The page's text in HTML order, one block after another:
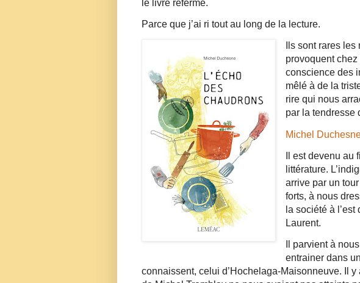
le livre refermé.
Parce que j’ai ri tout au long de la lecture.
Ils sont rares
provoquent
conscience des
mêlé à de la
rire qui nous
par la tendresse
Michel
Il est devenu
littérature.
arrive par un
forts, à nous
la société à
Laurent.
Il parvient à
entrainer dans
connaissent, celui d’Hochelaga-Maisonneuve. Il y